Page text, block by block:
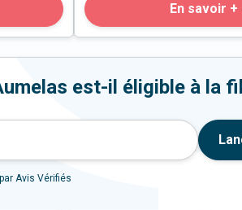
En savoir +
est-il éligible à la
Avis Vérifiés